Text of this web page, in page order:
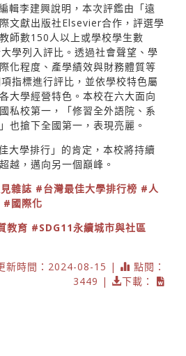
輯李建興說明，本次評鑑由「遠
文獻出版社Elsevier合作，評選學
師數150人以上或學校學生數
學列入評比。透過社會聲望、學
化程度、產學績效與財務體質等
指標進行評比，並依學校特色屬
大學經營特色。本校在六大面向
私校第一，「修習全外語院、系
也搶下全國第一，表現亮麗。
大學排行」的肯定，本校將持續
越，邁向另一個巔峰。
雜誌 #台灣最佳大學排行榜 #人
#國際化
教育 #SDG11永續城市與社區
新時間：2024-08-15 |
點閱：
3449 |
下載：